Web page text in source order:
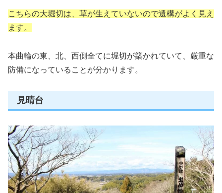
こちらの大堀切は、草が生えていないので遺構がよく見え
ます。
本曲輪の東、北、西側全てに堀切が築かれていて、厳重な
防備になっていることが分かります。
見晴台